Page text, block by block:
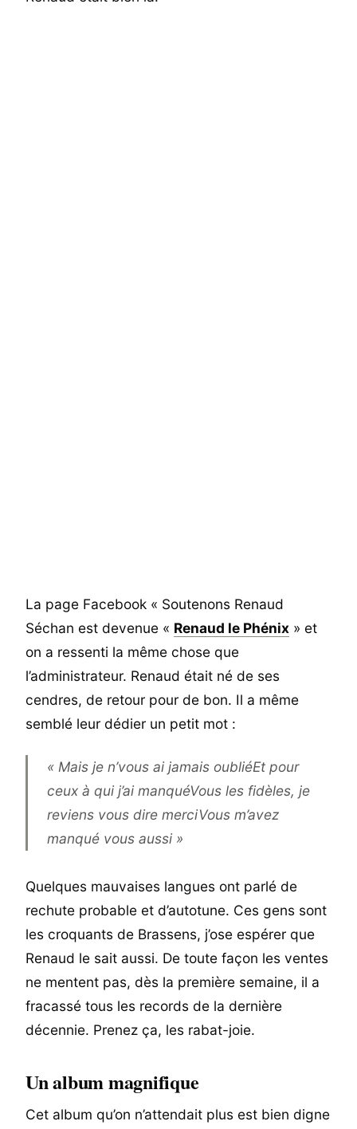
La page Facebook « Soutenons Renaud
Séchan est devenue « Renaud le Phénix » et
on a ressenti la même chose que
l’administrateur. Renaud était né de ses
cendres, de retour pour de bon. Il a même
semblé leur dédier un petit mot :
« Mais je n’vous ai jamais oubliéEt pour
ceux à qui j’ai manquéVous les fidèles, je
reviens vous dire merciVous m’avez
manqué vous aussi »
Quelques mauvaises langues ont parlé de
rechute probable et d’autotune. Ces gens sont
les croquants de Brassens, j’ose espérer que
Renaud le sait aussi. De toute façon les ventes
ne mentent pas, dès la première semaine, il a
fracassé tous les records de la dernière
décennie. Prenez ça, les rabat-joie.
Un album magnifique
Cet album qu’on n’attendait plus est bien digne